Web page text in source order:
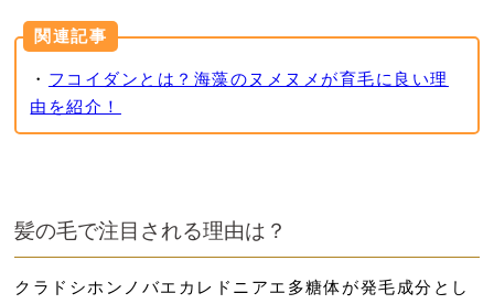
関連記事
・ フコイダンとは？海藻のヌメヌメが育毛に良い理
由を紹介！
髪の毛で注目される理由は？
クラドシホンノバエカレドニアエ多糖体が発毛成分とし